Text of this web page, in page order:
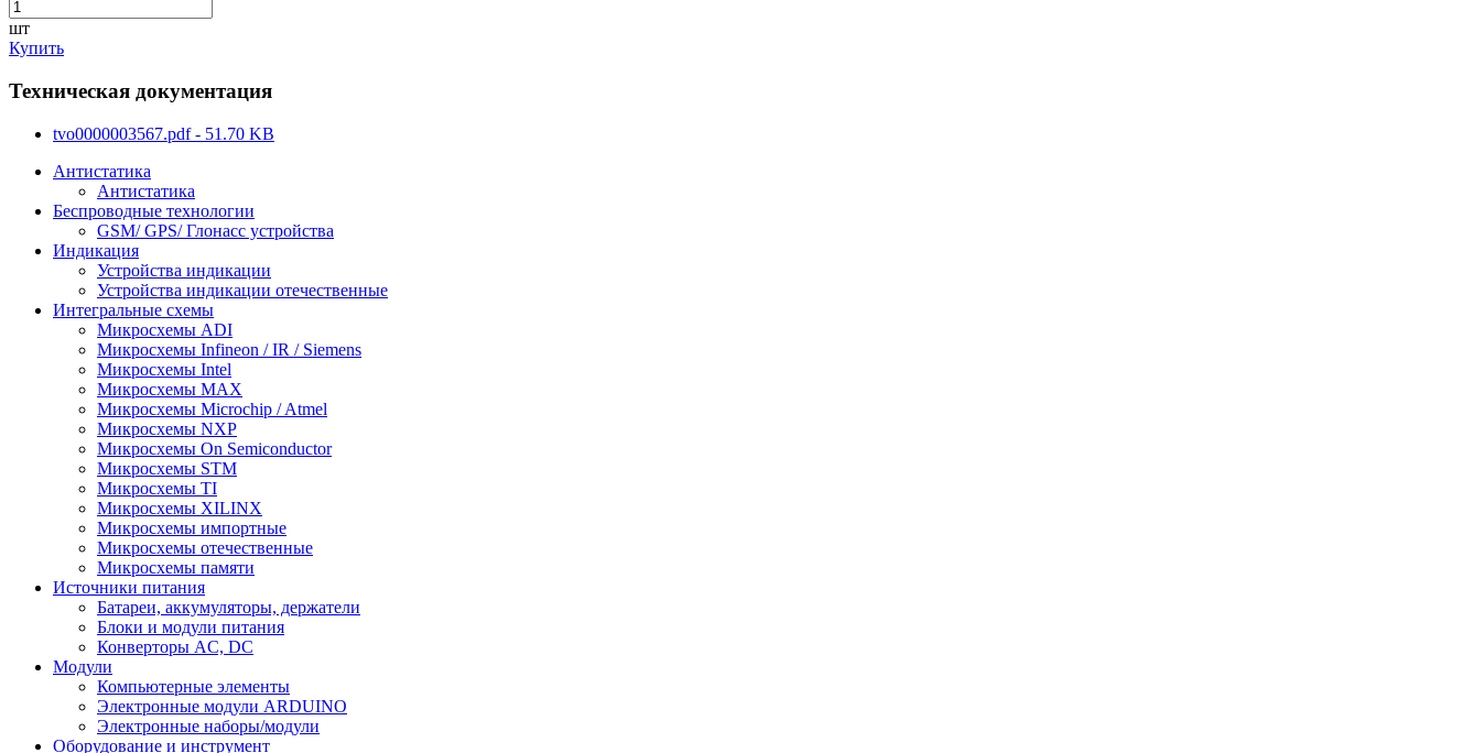
шт
Купить
Техническая документация
tvo0000003567.pdf - 51.70 KB
Антистатика
Антистатика
Беспроводные технологии
GSM/ GPS/ Глонасс устройства
Индикация
Устройства индикации
Устройства индикации отечественные
Интегральные схемы
Микросхемы ADI
Микросхемы Infineon / IR / Siemens
Микросхемы Intel
Микросхемы MAX
Микросхемы Microchip / Atmel
Микросхемы NXP
Микросхемы On Semiconductor
Микросхемы STM
Микросхемы TI
Микросхемы XILINX
Микросхемы импортные
Микросхемы отечественные
Микросхемы памяти
Источники питания
Батареи, аккумуляторы, держатели
Блоки и модули питания
Конверторы AC, DC
Модули
Компьютерные элементы
Электронные модули ARDUINO
Электронные наборы/модули
Оборудование и инструмент